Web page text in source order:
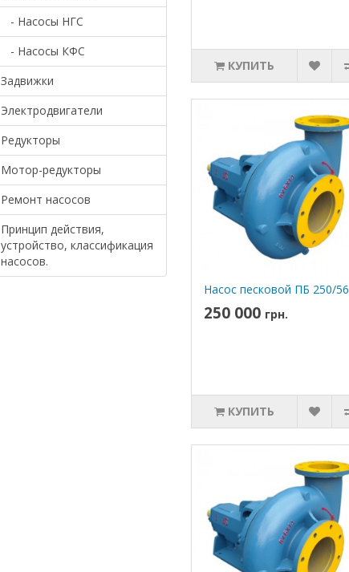
- Насосы НГС
- Насосы КФС
Задвижки
Электродвигатели
Редукторы
Мотор-редукторы
Ремонт насосов
Принцип действия,
устройство, классификация
насосов.
КУПИТЬ
Насос песковой ПБ 250/56
250 000 грн.
КУПИТЬ